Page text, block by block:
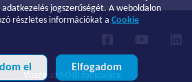
jogszerűségét. A weboldalon
részletes információkat a Cookie
el Elfogadom
Vissza az MNB főoldalára